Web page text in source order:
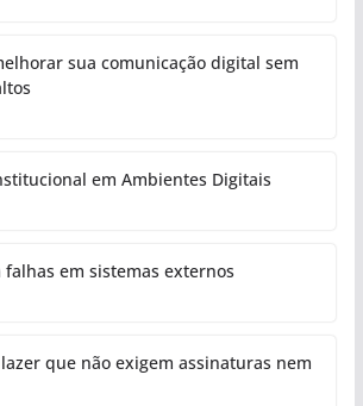
sua comunicação digital sem
em Ambientes Digitais
em sistemas externos
que não exigem assinaturas nem